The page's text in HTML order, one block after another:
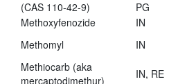
(CAS 110-42-9)
PG
Methoxyfenozide
IN
Methomyl
IN
Methiocarb (aka
mercaptodimethur)
IN, RE